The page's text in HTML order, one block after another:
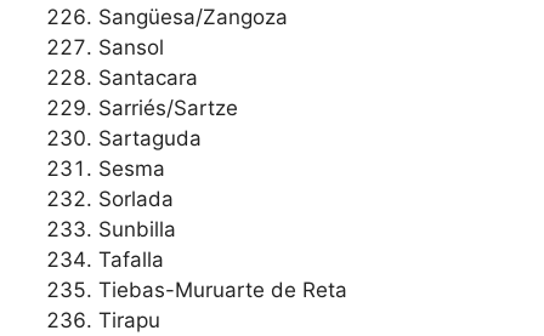
Sangüesa/Zangoza
Sansol
Santacara
Sarriés/Sartze
Sartaguda
Sesma
Sorlada
Sunbilla
Tafalla
Tiebas-Muruarte de Reta
Tirapu